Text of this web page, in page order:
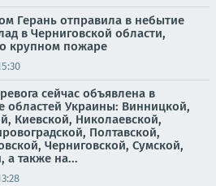
Герань отправила в небытие
в Черниговской области,
крупном пожаре
сейчас объявлена в
областей Украины: Винницкой,
Киевской, Николаевской,
Полтавской,
Черниговской, Сумской,
а также на...